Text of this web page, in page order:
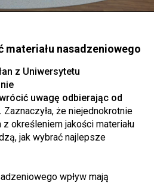
materiału nasadzeniowego
z Uniwersytetu
uwagę odbierając od
Zaznaczyła, że niejednokrotnie
określeniem jakości materiału
jak wybrać najlepsze
wpływ mają